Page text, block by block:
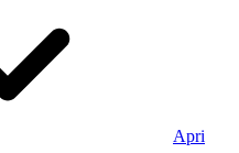
Apri